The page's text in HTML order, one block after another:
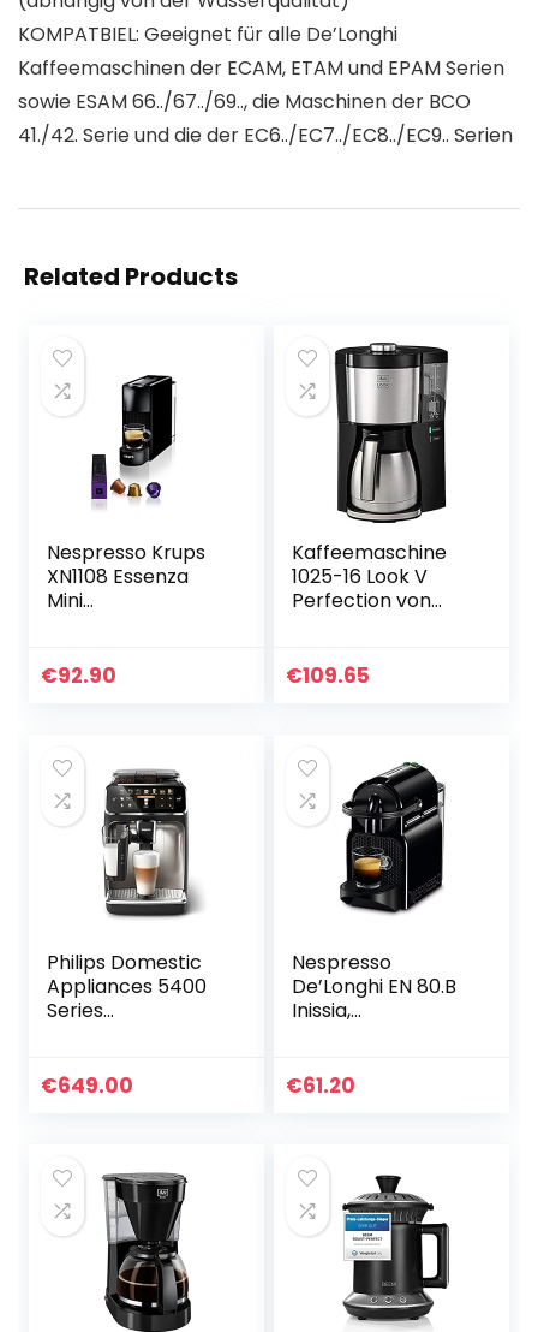
KOMPATBIEL: Geeignet für alle De’Longhi
Kaffeemaschinen der ECAM, ETAM und EPAM Serien
sowie ESAM 66../67../69.., die Maschinen der BCO
41./42. Serie und die der EC6../EC7../EC8../EC9.. Serien
Related Products
Nespresso Krups
XN1108 Essenza
Mini
Energiesparmodus
€92.90
Kaffeemaschine
1025-16 Look V
Perfection von
1.25 Liter, schwarz,
€109.65
Philips Domestic
Appliances 5400
Series
Milchsystem,
€649.00
Nespresso
De’Longhi EN 80.B
Inissia,
n, kompaktes
€61.20